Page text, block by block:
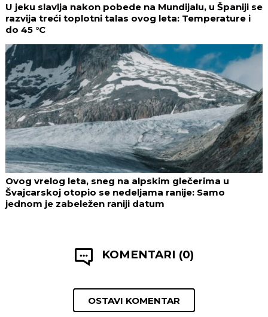
U jeku slavlja nakon pobede na Mundijalu, u Španiji se
razvija treći toplotni talas ovog leta: Temperature i
do 45 °C
Ovog vrelog leta, sneg na alpskim glečerima u
Švajcarskoj otopio se nedeljama ranije: Samo
jednom je zabeležen raniji datum
KOMENTARI (0)
OSTAVI KOMENTAR